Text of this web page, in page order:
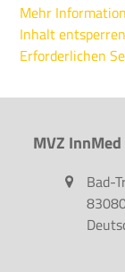
Mehr
Inhalt entsperren
Erforderlichen
MVZ
Bad-